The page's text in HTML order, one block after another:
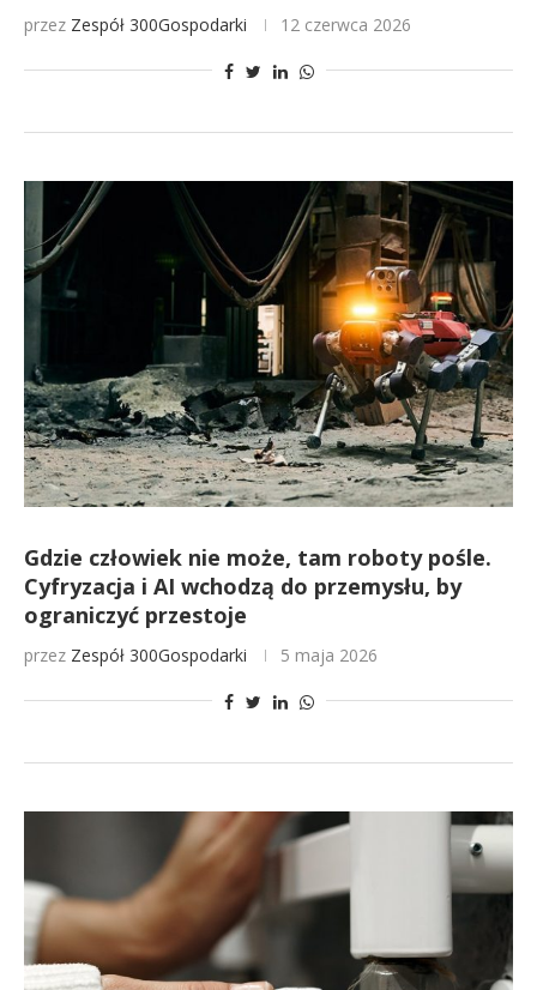
przez Zespół 300Gospodarki 12 czerwca 2026
Gdzie człowiek nie może, tam roboty pośle.
Cyfryzacja i AI wchodzą do przemysłu, by
ograniczyć przestoje
przez Zespół 300Gospodarki 5 maja 2026